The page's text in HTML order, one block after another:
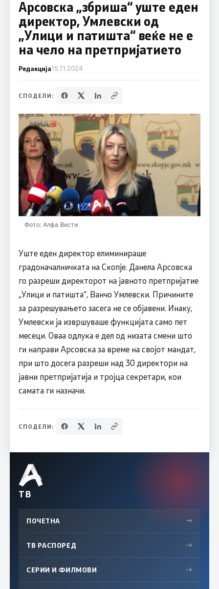
Aрсовска „збриша“ уште еден
директор, Умлевски од
„Улици и патишта“ веќе не е
на чело на претпријатието
Редакција15.11.2024
СПОДЕЛИ:
Фото: Алфа Вести
Уште еден директор елиминираше
градоначалничката на Скопје. Данела Арсовска
го разреши директорот на јавното претпријатие
„Улици и патишта“, Ванчо Умлевски. Причините
за разрешувањето засега не се објавени. Инаку,
Умлевски ја извршуваше функцијата само пет
месеци. Оваа одлука е дел од низата смени што
ги направи Арсовска за време на својот мандат,
при што досега разреши над 30 директори на
јавни претпријатија и тројца секретари, кои
самата ги назначи.
СПОДЕЛИ:
ТВ
ПОЧЕТНА →
ТВ РАСПОРЕД →
СЕРИИ И ФИЛМОВИ →